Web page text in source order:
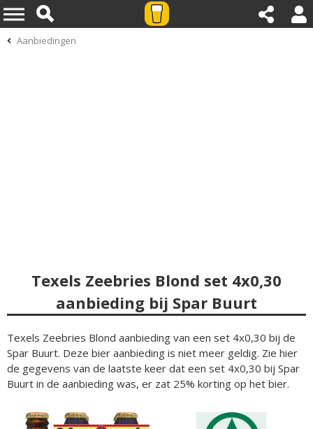
Aanbiedingen
Texels Zeebries Blond set 4x0,30
aanbieding bij Spar Buurt
Texels Zeebries Blond aanbieding van een set 4x0,30 bij de
Spar Buurt. Deze bier aanbieding is niet meer geldig. Zie hier
de gegevens van de laatste keer dat een set 4x0,30 bij Spar
Buurt in de aanbieding was, er zat 25% korting op het bier.